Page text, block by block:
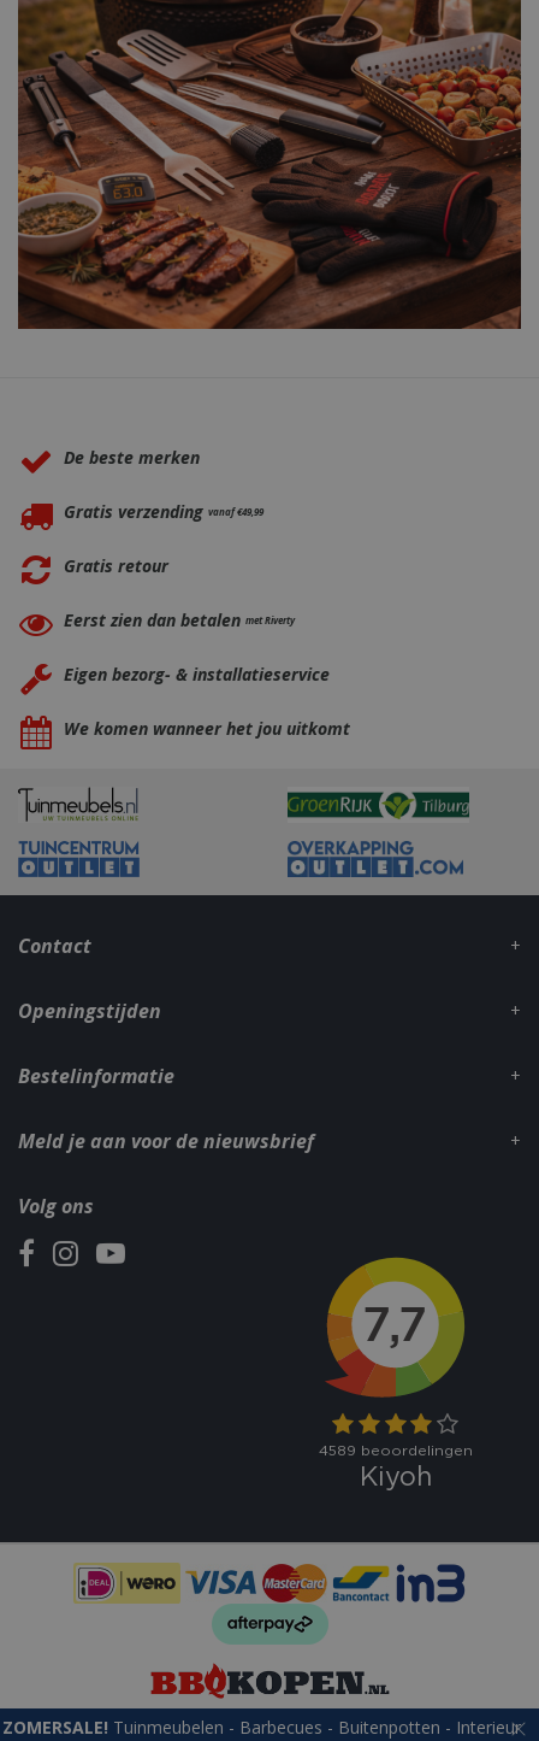
ZOMERSALE! Tuinmeubelen - Barbecues - Buitenpotten - Interieur
De beste merken
Gratis verzending vanaf €49,99
Gratis retour
Eerst zien dan betalen met Riverty
Eigen bezorg- & installatieservice
We komen wanneer het jou uitkomt
Contact
Volg ons
Openingstijden
Bestelinformatie
Meld je aan voor de nieuwsbrief
© bbqkopen.nl Green Solutions Tuincentrum Overzicht